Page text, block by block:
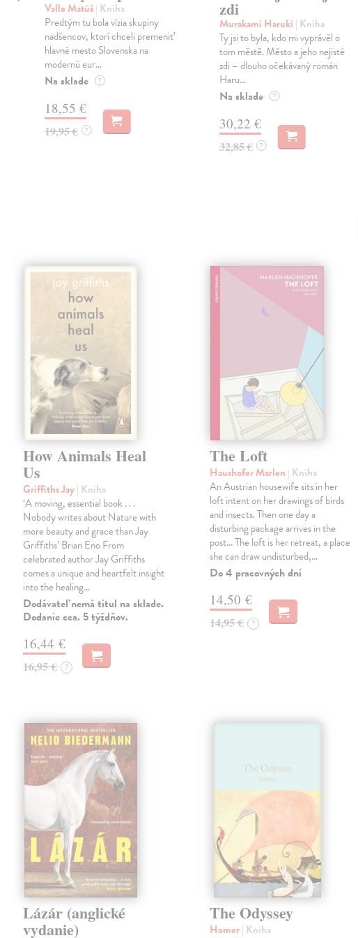
Vallo Matúš| Kniha
Predtým tu bola vízia skupiny
nadšencov, ktorí chceli premeniť
hlavné mesto Slovenska na
modernú eur...
Na sklade ?
18,55 €
19,95 € ?
zdi
Murakami Haruki | Kniha
Ty jsi to byla, kdo mi vyprávěl o
tom městě. Město a jeho nejisté
zdi – dlouho očekávaný román
Haru...
Na sklade ?
30,22 €
32,85 € ?
How Animals Heal
Us
Griffiths Jay| Kniha
‘A moving, essential book . . .
Nobody writes about Nature with
more beauty and grace than Jay
Griffiths’ Brian Eno From
celebrated author Jay Griffiths
comes a unique and heartfelt insight
into the healing…
Dodávateľ nemá titul na sklade.
Dodanie cca. 5 týždňov.
16,44 €
16,95 € ?
The Loft
Haushofer Marlen | Kniha
An Austrian housewife sits in her
loft intent on her drawings of birds
and insects. Then one day a
disturbing package arrives in the
post... The loft is her retreat, a place
she can draw undisturbed,…
Do 4 pracovných dní
14,50 €
14,95 € ?
Lázár (anglické
vydanie)
The Odyssey
Homer| Kniha